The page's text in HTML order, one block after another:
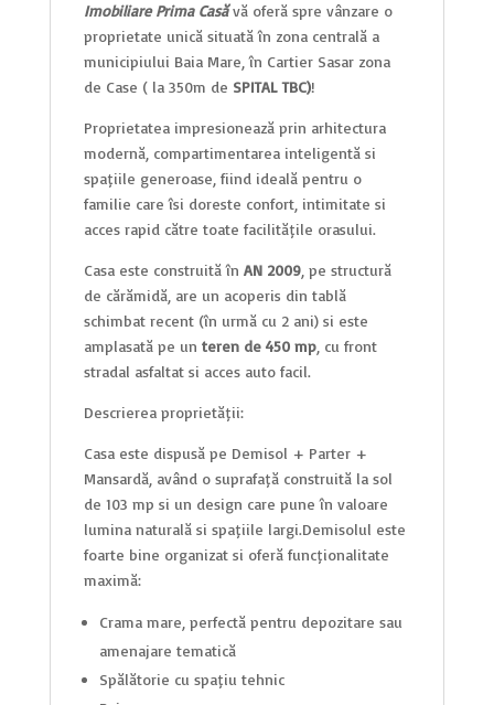
Imobiliare Prima Casăvă oferă spre vânzare o
proprietate unică situată în zona centrală a
municipiului Baia Mare, în Cartier Sasar zona
de Case ( la 350m de SPITAL TBC)!
Proprietatea impresionează prin arhitectura
modernă, compartimentarea inteligentă și
spațiile generoase, fiind ideală pentru o
familie care își dorește confort, intimitate și
acces rapid către toate facilitățile orașului.
Casa este construită în AN 2009, pe structură
de cărămidă, are un acoperiș din tablă
schimbat recent (în urmă cu 2 ani) și este
amplasată pe un teren de 450 mp, cu front
stradal asfaltat și acces auto facil.
Descrierea proprietății:
Casa este dispusă pe Demisol + Parter +
Mansardă, având o suprafață construită la sol
de 103 mp și un design care pune în valoare
lumina naturală și spațiile largi.Demisolul este
foarte bine organizat și oferă funcționalitate
maximă:
Crama mare, perfectă pentru depozitare sau
amenajare tematică
Spălătorie cu spațiu tehnic